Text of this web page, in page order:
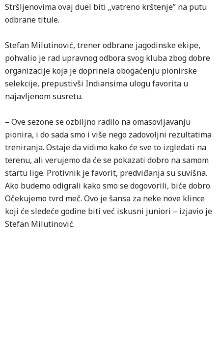
Stršljenovima ovaj duel biti „vatreno krštenje” na putu
odbrane titule.
Stefan Milutinović, trener odbrane jagodinske ekipe,
pohvalio je rad upravnog odbora svog kluba zbog dobre
organizacije koja je doprinela obogaćenju pionirske
selekcije, prepustivši Indiansima ulogu favorita u
najavljenom susretu.
– Ove sezone se ozbiljno radilo na omasovljavanju
pionira, i do sada smo i više nego zadovoljni rezultatima
treniranja. Ostaje da vidimo kako će sve to izgledati na
terenu, ali verujemo da će se pokazati dobro na samom
startu lige. Protivnik je favorit, predviđanja su suvišna.
Ako budemo odigrali kako smo se dogovorili, biće dobro.
Očekujemo tvrd meč. Ovo je šansa za neke nove klince
koji će sledeće godine biti već iskusni juniori – izjavio je
Stefan Milutinović.